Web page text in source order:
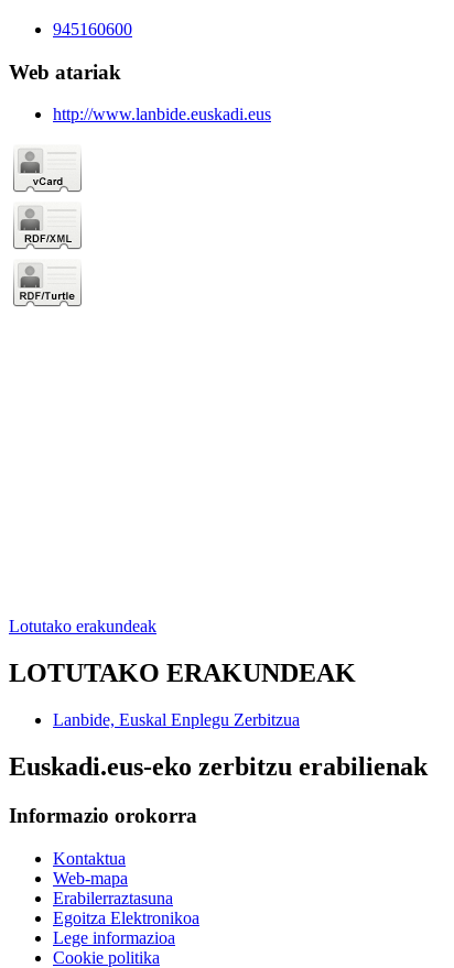
945160600
Web atariak
http://www.lanbide.euskadi.eus
Lotutako erakundeak
LOTUTAKO ERAKUNDEAK
Lanbide, Euskal Enplegu Zerbitzua
Euskadi.eus-eko zerbitzu erabilienak
Informazio orokorra
Kontaktua
Web-mapa
Erabilerraztasuna
Egoitza Elektronikoa
Lege informazioa
Cookie politika